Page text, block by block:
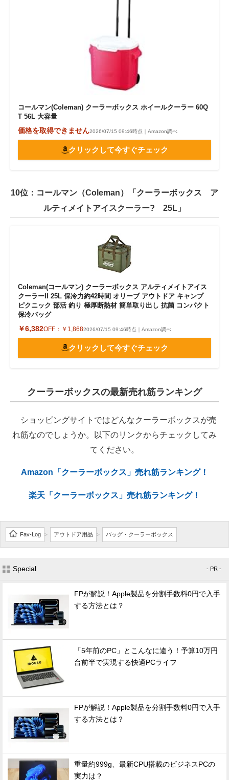
コールマン(Coleman) クーラーボックス ホイールクーラー 60Q
T 56L 大容量
価格を取得できません2026/07/15 09:46時点｜Amazon調べ
クリックして今すぐチェック
10位：コールマン（Coleman）「クーラーボックス ア
ルティメイトアイスクーラー? 25L」
Coleman(コールマン) クーラーボックス アルティメイトアイス
クーラーII 25L 保冷力約42時間 オリーブ アウトドア キャンプ
ピクニック 部活 釣り 極厚断熱材 簡単取り出し 抗菌 コンパクト
保冷バッグ
￥6,382OFF： ￥1,8682026/07/15 09:46時点｜Amazon調べ
クリックして今すぐチェック
クーラーボックスの最新売れ筋ランキング
ショッピングサイトではどんなクーラーボックスが売
れ筋なのでしょうか。以下のリンクからチェックしてみ
てください。
Amazon「クーラーボックス」売れ筋ランキング！
楽天「クーラーボックス」売れ筋ランキング！
Fav-Log > アウトドア用品 > バッグ・クーラーボックス
Special - PR -
FPが解説！Apple製品を分割手数料0円で入手
する方法とは？
「5年前のPC」とこんなに違う！予算10万円
台前半で実現する快適PCライフ
FPが解説！Apple製品を分割手数料0円で入手
する方法とは？
重量約999g、最新CPU搭載のビジネスPCの
実力は？